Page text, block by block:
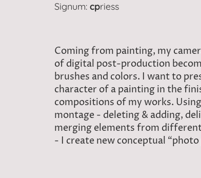
Signum: cpriess
Coming from painting, my
of digital post-production
brushes and colors. I want to
character of a painting in the
compositions of my works.
montage - deleting & adding,
merging elements from
- I create new conceptual